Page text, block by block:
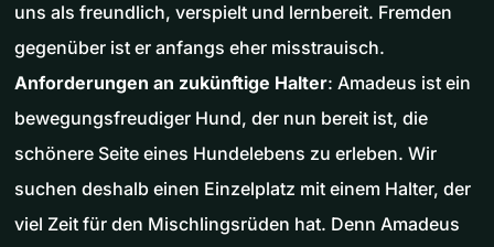
uns als freundlich, verspielt und lernbereit. Fremden
gegenüber ist er anfangs eher misstrauisch.
Anforderungen an zukünftige Halter: Amadeus ist ein
bewegungsfreudiger Hund, der nun bereit ist, die
schönere Seite eines Hundelebens zu erleben. Wir
suchen deshalb einen Einzelplatz mit einem Halter, der
viel Zeit für den Mischlingsrüden hat. Denn Amadeus